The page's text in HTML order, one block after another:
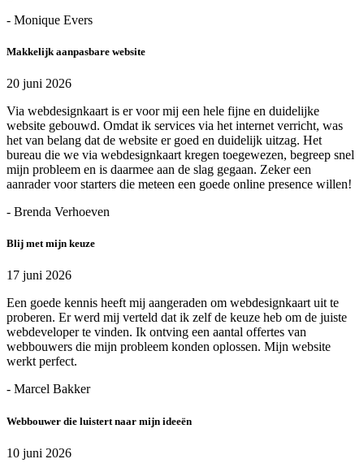
- Monique Evers
Makkelijk aanpasbare website
20 juni 2026
Via webdesignkaart is er voor mij een hele fijne en duidelijke
website gebouwd. Omdat ik services via het internet verricht, was
het van belang dat de website er goed en duidelijk uitzag. Het
bureau die we via webdesignkaart kregen toegewezen, begreep snel
mijn probleem en is daarmee aan de slag gegaan. Zeker een
aanrader voor starters die meteen een goede online presence willen!
- Brenda Verhoeven
Blij met mijn keuze
17 juni 2026
Een goede kennis heeft mij aangeraden om webdesignkaart uit te
proberen. Er werd mij verteld dat ik zelf de keuze heb om de juiste
webdeveloper te vinden. Ik ontving een aantal offertes van
webbouwers die mijn probleem konden oplossen. Mijn website
werkt perfect.
- Marcel Bakker
Webbouwer die luistert naar mijn ideeën
10 juni 2026